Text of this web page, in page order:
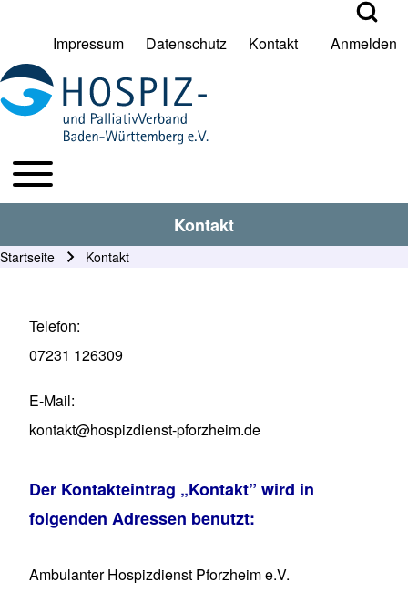
Suche Schließen
Suche
User account menu
Impressum Datenschutz Kontakt Anmelden
HPV BW Hauptmenu
Toggle main menu
Kontakt
Startseite Kontakt
Telefon
07231 126309
E-Mail
kontakt@hospizdienst-pforzheim.de
Der Kontakteintrag „Kontakt” wird in
folgenden Adressen benutzt:
Ambulanter Hospizdienst Pforzheim e.V.